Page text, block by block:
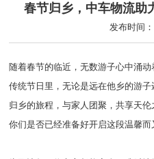
春节归乡，中车物流助
发布时间
随着春节的临近，无数游子心中涌
传统节日里，无论是远在他乡的游
归乡的旅程，与家人团聚，共享天
你们是否已经准备好开启这段温馨而